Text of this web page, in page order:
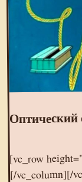
Оптический
[vc_row
[/vc_column][/